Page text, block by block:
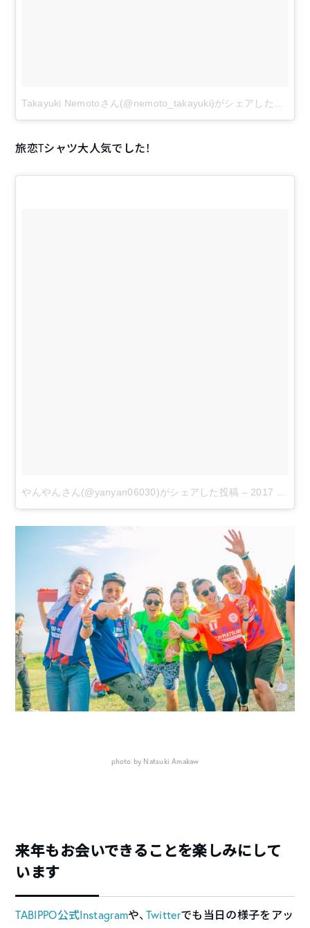
旅恋Tシャツ大人気でした！
やんやんさん(@yanyan06030)がシェアした投稿 – 2017 9月 4 2:06午前 PDT
photo by Natsuki Amakaw
来年もお会いできることを楽しみにして
います
TABIPPO公式Instagramや、 Twitterでも当日の様子をアッ